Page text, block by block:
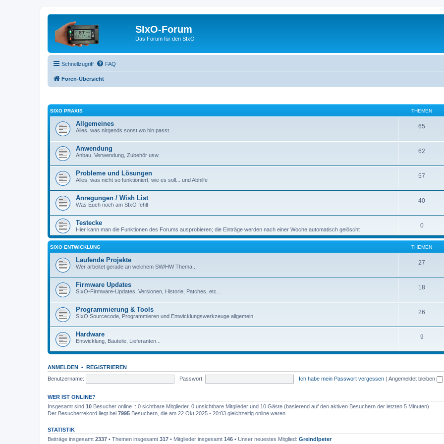
SIxO-Forum
Das Forum für den SIxO
Schnellzugriff FAQ
Foren-Übersicht
SIXO PRAXIS THEMEN
Allgemeines
Alles, was nirgends sonst wo hin passt
65
Anwendung
Anbau, Verwendung, Zubehör usw.
62
Probleme und Lösungen
Alles, was nicht so funktioniert, wie es soll... und Abhilfe
57
Anregungen / Wish List
Was Euch noch am SIxO fehlt
40
Testecke
Hier kann man die Funktionen des Forums ausprobieren; die Einträge werden nach einer Woche automatisch gelöscht
0
SIXO ENTWICKLUNG THEMEN
Laufende Projekte
Wer arbeitet gerade an welchem SW/HW Thema...
27
Firmware Updates
SIxO-Firmware-Updates, Versionen, Historie, Patches, etc...
18
Programmierung & Tools
SIxO Sourcecode, Programmieren und Entwicklungswerkzeuge allgemein
26
Hardware
Entwicklung, Bauteile, Lieferanten...
9
ANMELDEN • REGISTRIEREN
Benutzername:
Passwort: Ich habe mein Passwort vergessen | Angemeldet bleiben
WER IST ONLINE?
Insgesamt sind 10 Besucher online :: 0 sichtbare Mitglieder, 0 unsichtbare Mitglieder und 10 Gäste (basierend auf den aktiven Besuchern der letzten 5 Minuten)
Der Besucherrekord liegt bei 7995 Besuchern, die am 22 Okt 2025 - 20:03 gleichzeitig online waren.
STATISTIK
Beiträge insgesamt 2337 • Themen insgesamt 317 • Mitglieder insgesamt 146 • Unser neuestes Mitglied: Greindlpeter